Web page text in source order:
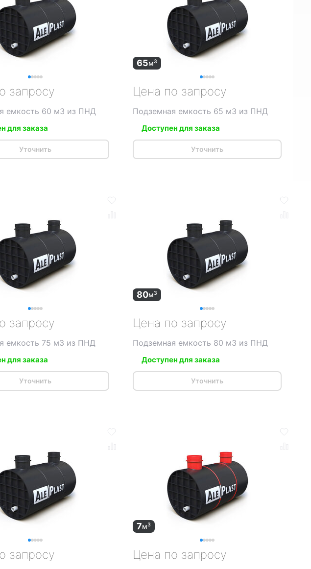
емкость 60 м3 из ПНД
для заказа
запросу
Уточнить
Подземная емкость 65 м3 из ПНД
65м3
Доступен для заказа
Цена по запросу
Уточнить
емкость 75 м3 из ПНД
для заказа
запросу
Уточнить
Подземная емкость 80 м3 из ПНД
80м3
Доступен для заказа
Цена по запросу
Уточнить
запросу
7м3
Цена по запросу